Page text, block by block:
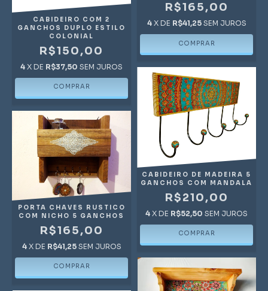
CABIDEIRO COM 2
GANCHOS DUPLO ESTILO
COLONIAL
R$150,00
4 X DE R$37,50 SEM JUROS
R$165,00
4 X DE R$41,25 SEM JUROS
PORTA CHAVES RUSTICO
COM NICHO 5 GANCHOS
R$165,00
4 X DE R$41,25 SEM JUROS
CABIDEIRO DE MADEIRA 5
GANCHOS COM MANDALA
R$210,00
4 X DE R$52,50 SEM JUROS